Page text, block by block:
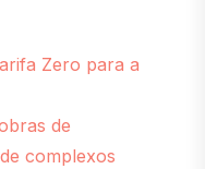
Zero para a
de
complexos